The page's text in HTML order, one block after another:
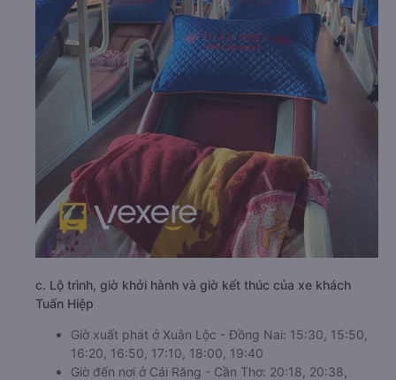
c. Lộ trình, giờ khởi hành và giờ kết thúc của xe khách
Tuấn Hiệp
Giờ xuất phát ở Xuân Lộc - Đồng Nai: 15:30, 15:50,
16:20, 16:50, 17:10, 18:00, 19:40
Giờ đến nơi ở Cái Răng - Cần Thơ: 20:18, 20:38,